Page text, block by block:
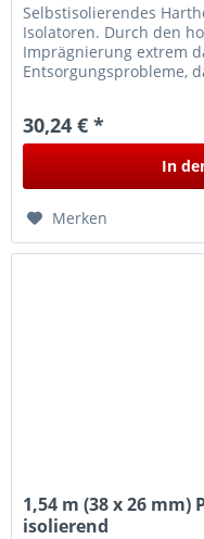
Selbstisolierendes
Isolatoren. Durch den
Imprägnierung extrem
Entsorgungsprobleme,
30,24 € *
In
Merken
1,54 m (38 x 26 mm)
isolierend